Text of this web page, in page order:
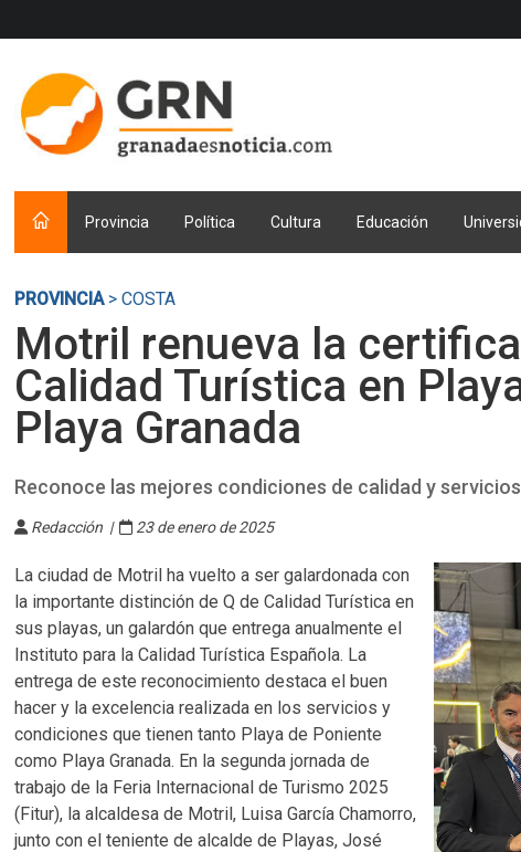
Provincia Política Cultura Educación
PROVINCIA> COSTA
Motril renueva la
Calidad Turística en
Playa Granada
Reconoce las mejores condiciones de calidad y
Redacción | 23 de enero de 2025
La ciudad de Motril ha vuelto a ser galardonada con
la importante distinción de Q de Calidad Turística en
sus playas, un galardón que entrega anualmente el
Instituto para la Calidad Turística Española. La
entrega de este reconocimiento destaca el buen
hacer y la excelencia realizada en los servicios y
condiciones que tienen tanto Playa de Poniente
como Playa Granada. En la segunda jornada de
trabajo de la Feria Internacional de Turismo 2025
(Fitur), la alcaldesa de Motril, Luisa García Chamorro,
junto con el teniente de alcalde de Playas, José